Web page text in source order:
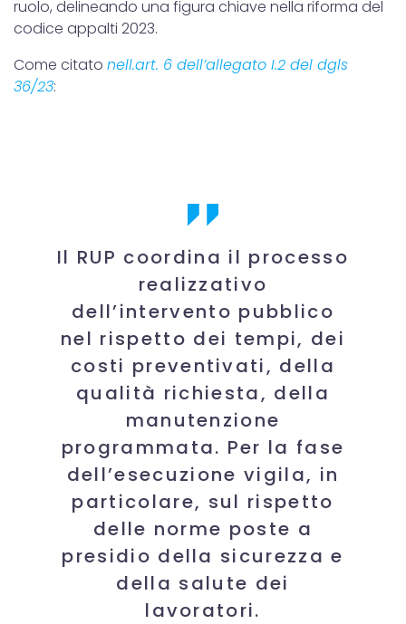
ruolo, delineando una figura chiave nella riforma del
codice appalti 2023.
Come citato nell.art. 6 dell’allegato I.2 del dgls
36/23:
Il RUP coordina il processo
realizzativo
dell’intervento pubblico
nel rispetto dei tempi, dei
costi preventivati, della
qualità richiesta, della
manutenzione
programmata. Per la fase
dell’esecuzione vigila, in
particolare, sul rispetto
delle norme poste a
presidio della sicurezza e
della salute dei
lavoratori.